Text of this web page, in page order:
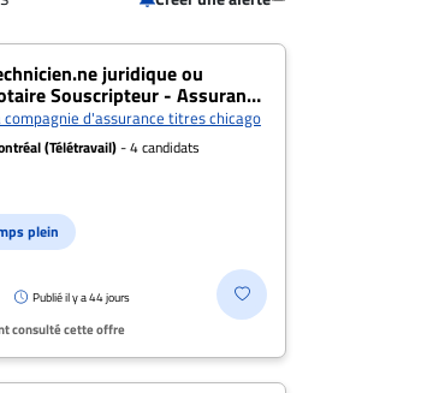
offres+
+
+
juridique ou
Souscripteur - Assurance
résidentielle
compagnie d'assurance titres chicago
(Télétravail)- 4 candidats
plein
Publié il y a 44 jours
consulté cette offre